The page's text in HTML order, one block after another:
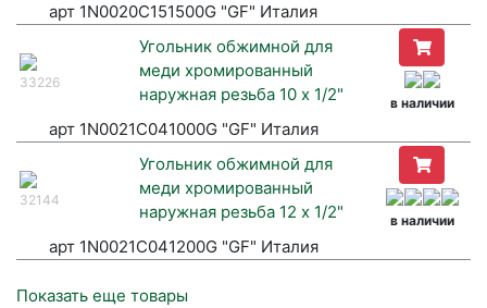
арт 1N0020C151500G "GF" Италия
33226
Угольник обжимной для
меди хромированный
наружная резьба 10 х 1/2"
в наличии
арт 1N0021C041000G "GF" Италия
32144
Угольник обжимной для
меди хромированный
наружная резьба 12 х 1/2"
в наличии
арт 1N0021C041200G "GF" Италия
Показать еще товары